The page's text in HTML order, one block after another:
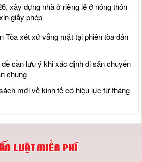
xây dựng nhà ở riêng lẻ ở nông thôn
giấy phép
Tòa xét xử vắng mặt tại phiên tòa dân
cần lưu ý khi xác định di sản chuyển
chung
mới về kinh tế có hiệu lực từ tháng